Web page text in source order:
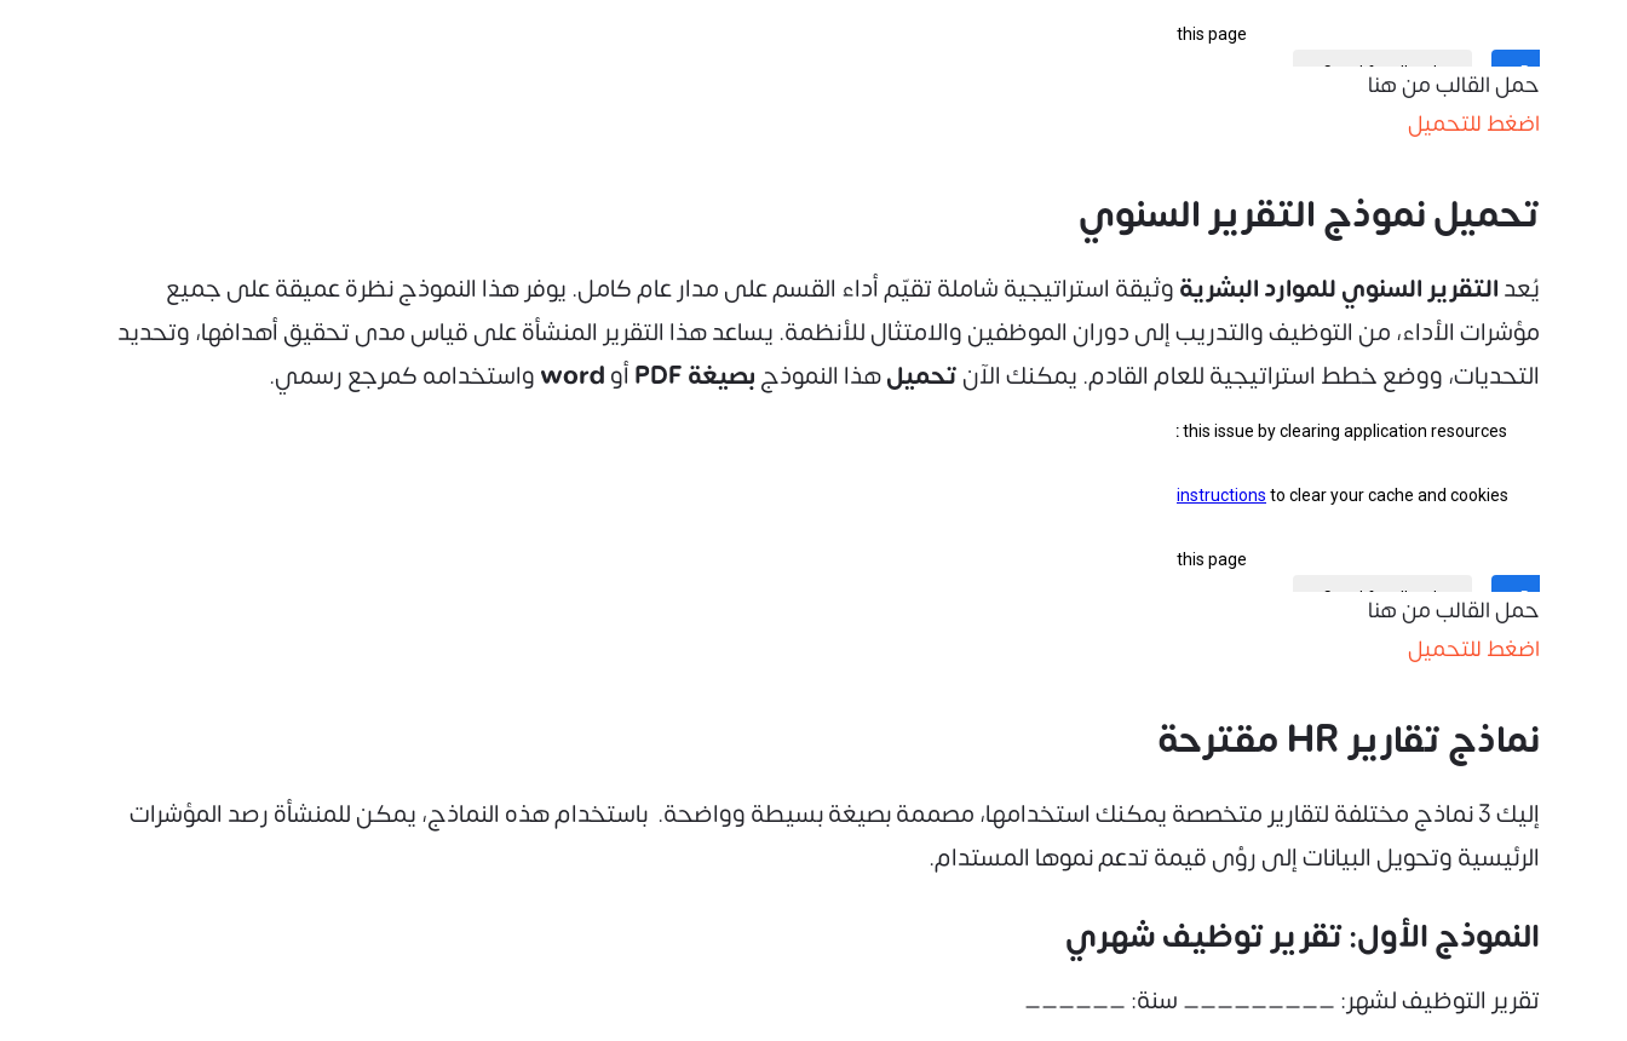
حمل القالب من هنا
اضغط للتحميل
تحميل نموذج التقرير السنوي
يُعدالتقرير السنوي للموارد البشريةوثيقة استراتيجية شاملة تقيّم أداء القسم على مدار عام كامل. يوفر هذا النموذج نظرة عميقة على جميع
مؤشرات الأداء، من التوظيف والتدريب إلى دوران الموظفين والامتثال للأنظمة. يساعد هذا التقرير المنشأة على قياس مدى تحقيق أهدافها، وتحديد
التحديات، ووضع خطط استراتيجية للعام القادم. يمكنك الآنتحميلهذا النموذجبصيغة PDF أوwordواستخدامه كمرجع رسمي.
حمل القالب من هنا
اضغط للتحميل
نماذج تقارير HR مقترحة
إليك 3 نماذج مختلفة لتقارير متخصصة يمكنك استخدامها، مصممة بصيغة بسيطة وواضحة. باستخدام هذه النماذج، يمكن للمنشأة رصد المؤشرات
الرئيسية وتحويل البيانات إلى رؤى قيمة تدعم نموها المستدام.
النموذج الأول: تقرير توظيف شهري
تقرير التوظيف لشهر: _________ سنة: ______